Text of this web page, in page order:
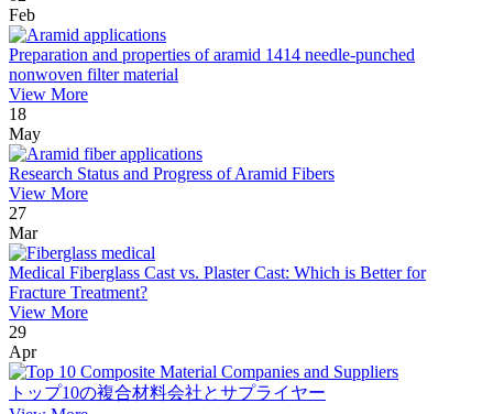
Feb
Preparation and properties of aramid 1414 needle-punched
nonwoven filter material
View More
18
May
Research Status and Progress of Aramid Fibers
View More
27
Mar
Medical Fiberglass Cast vs. Plaster Cast: Which is Better for
Fracture Treatment?
View More
29
Apr
トップ10の複合材料会社とサプライヤー